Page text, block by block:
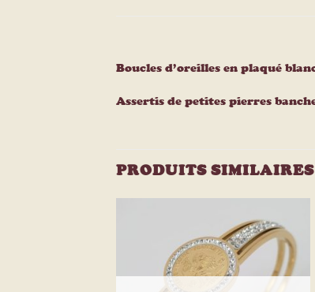
Boucles d’oreilles en plaqué
Assertis de petites pierres
PRODUITS SIMILAIRES
Ajouter
à la
liste
d’envies